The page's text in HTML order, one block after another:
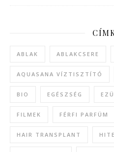
ABLAK ABLAKCSERE
AQUASANA VÍZTISZTÍTÓ
BIO EGÉSZSÉG
FILMEK FÉRFI PARFÜM
HAIR TRANSPLANT